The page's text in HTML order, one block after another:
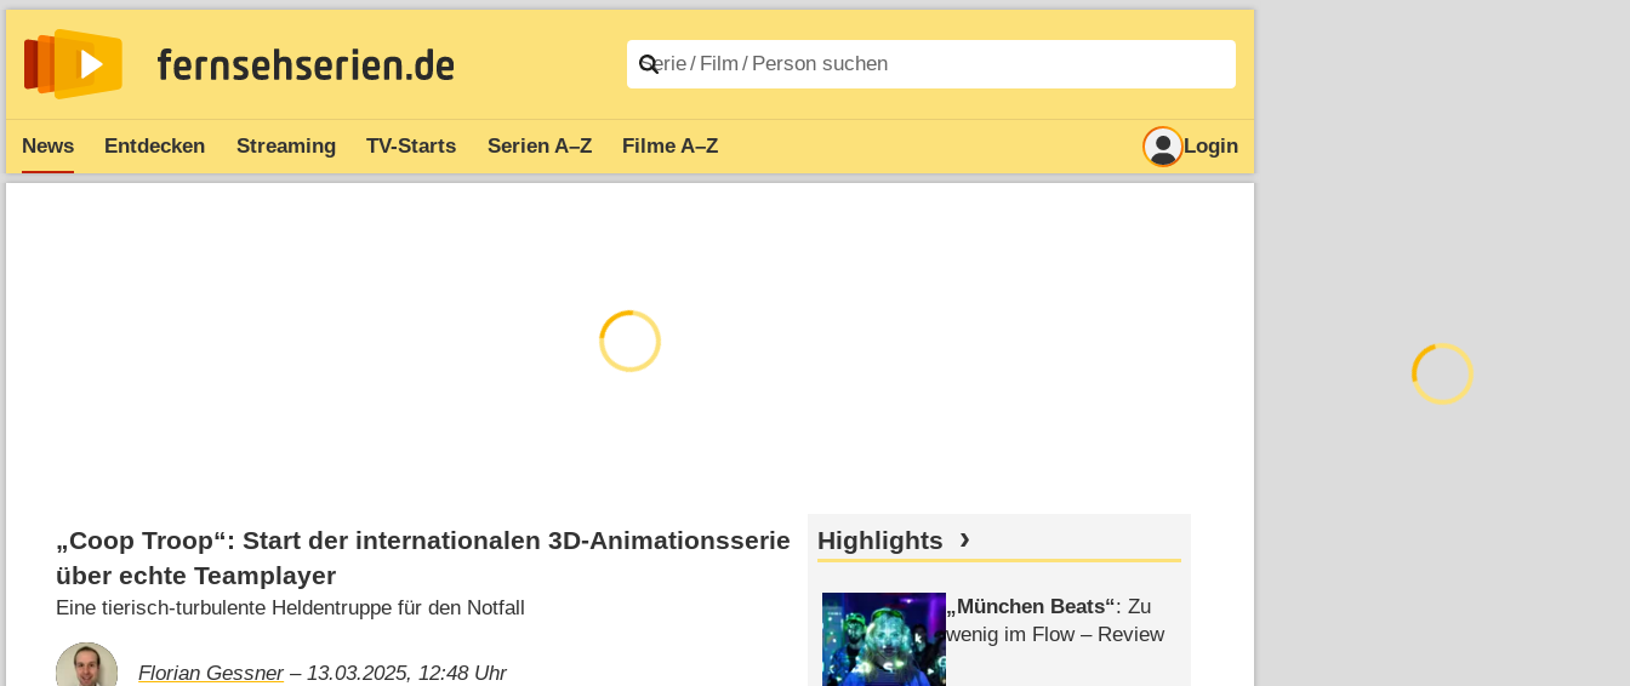
News Entdecken Streaming TV-Starts Serien A–Z Filme A–Z Login
„Coop Troop“: Start der internationalen 3D-Animationsserie
über echte Teamplayer
Eine tierisch-turbulente Heldentruppe für den Notfall
Florian Gessner– 13.03.2025, 12:48 Uhr
Highlights
München Beats : Zu
wenig im Flow – Review